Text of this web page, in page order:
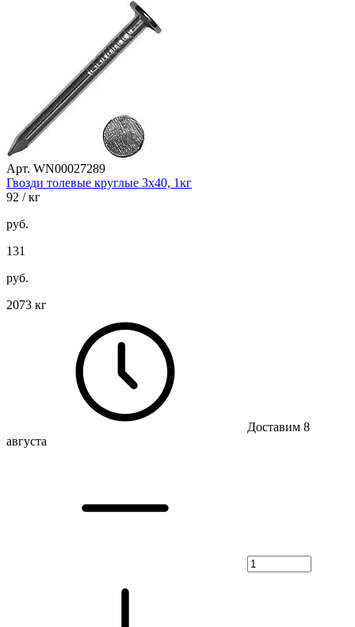
Арт. WN00027289
Гвозди толевые круглые 3х40, 1кг
92 / кг
руб.
131
руб.
2073 кг
Доставим 8
августа